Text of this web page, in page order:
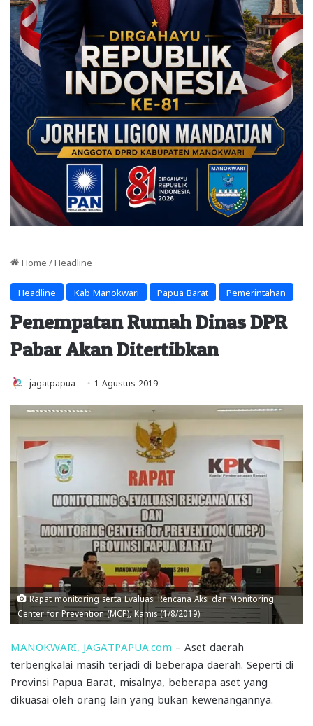
Home / Headline
Headline Kab Manokwari Papua Barat Pemerintahan
Penempatan Rumah Dinas DPR
Pabar Akan Ditertibkan
jagatpapua 1 Agustus 2019
Rapat monitoring serta Evaluasi Rencana Aksi dan Monitoring
Center for Prevention (MCP), Kamis (1/8/2019).
MANOKWARI, JAGATPAPUA.com – Aset daerah
terbengkalai masih terjadi di beberapa daerah. Seperti di
Provinsi Papua Barat, misalnya, beberapa aset yang
dikuasai oleh orang lain yang bukan kewenangannya.